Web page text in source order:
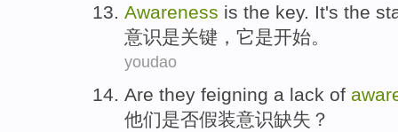
Awareness is the key. It's the
意识是关键 ， 它是开始。
youdao
Are they feigning a lack of
他们是否假装意识缺失 ？